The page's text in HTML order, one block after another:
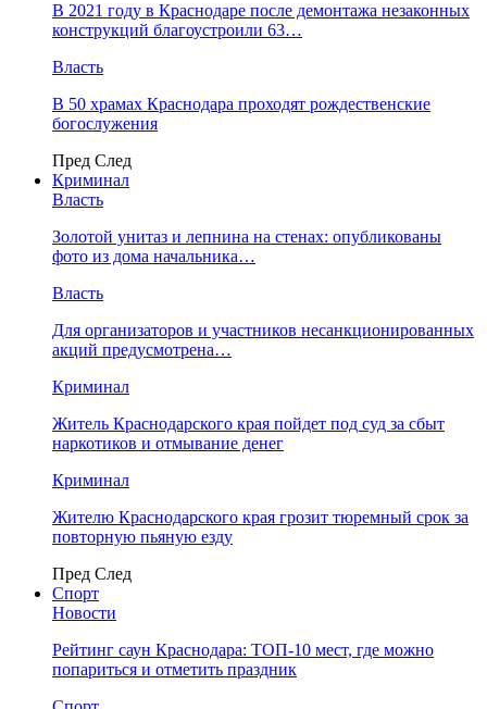
В 2021 году в Краснодаре после демонтажа незаконных
конструкций благоустроили 63…
Власть
В 50 храмах Краснодара проходят рождественские
богослужения
Пред След
Криминал
Власть
​Золотой унитаз и лепнина на стенах: опубликованы
фото из дома начальника…
Власть
Для организаторов и участников несанкционированных
акций предусмотрена…
Криминал
Житель Краснодарского края пойдет под суд за сбыт
наркотиков и отмывание денег
Криминал
Жителю Краснодарского края грозит тюремный срок за
повторную пьяную езду
Пред След
Спорт
Новости
Рейтинг саун Краснодара: ТОП-10 мест, где можно
попариться и отметить праздник